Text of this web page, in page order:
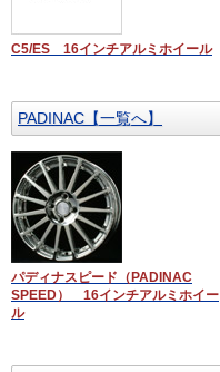
C5/ES 16インチアルミホイール
PADINAC【一覧へ】
パディナスピード（PADINAC
SPEED） 16インチアルミホイー
ル